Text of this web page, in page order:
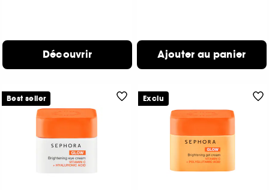
Découvrir Ajouter au panier
Best seller Exclu